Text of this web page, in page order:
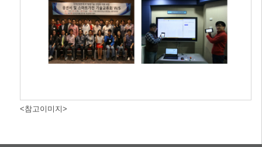
<참고이미지>